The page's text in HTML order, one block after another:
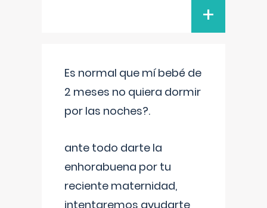
+
Es normal que mí bebé de
2 meses no quiera dormir
por las noches?.
ante todo darte la
enhorabuena por tu
reciente maternidad,
intentaremos ayudarte